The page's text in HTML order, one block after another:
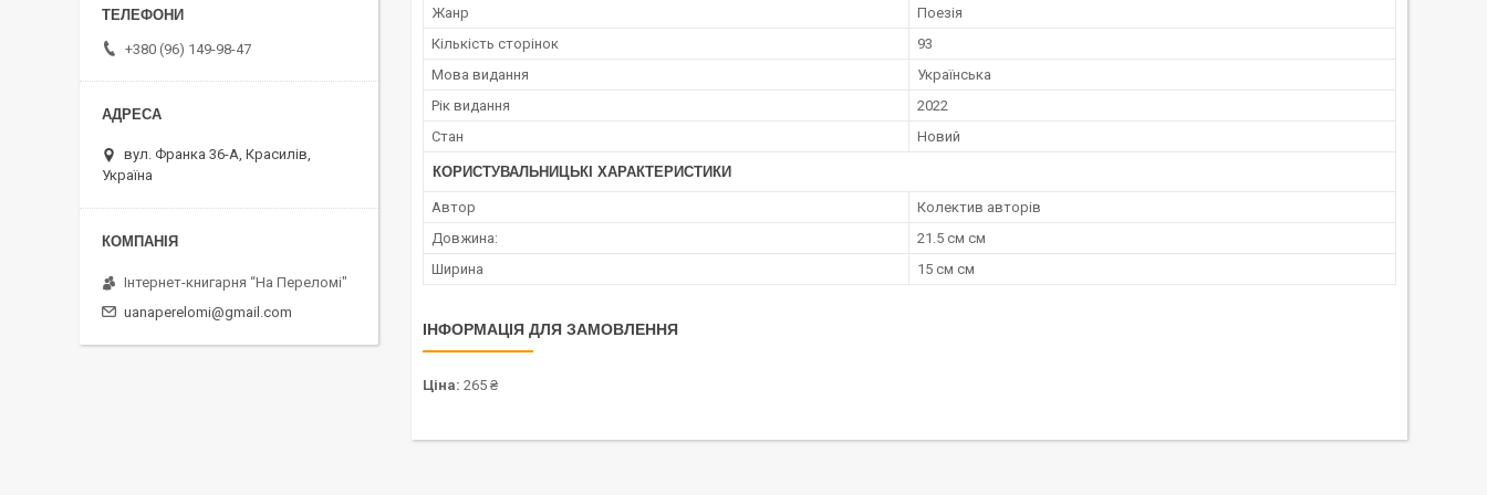
Жанр
Поезія
Кількість сторінок
93
Мова видання
Українська
Рік видання
2022
Стан
Новий
КОРИСТУВАЛЬНИЦЬКІ ХАРАКТЕРИСТИКИ
Автор
Колектив авторів
Довжина:
21.5 см см
Ширина
15 см см
ІНФОРМАЦІЯ ДЛЯ ЗАМОВЛЕННЯ
Ціна: 265 ₴
+380 (96) 149-98-47
вул. Франка 36-А, Красилів,
Україна
Інтернет-книгарня “На Переломі"
uanaperelomi@gmail.com